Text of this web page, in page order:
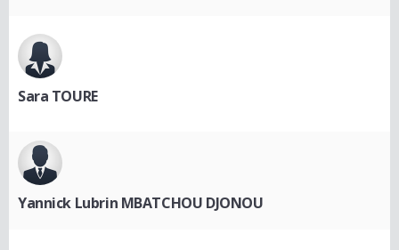
Sara TOURE
Yannick Lubrin MBATCHOU DJONOU